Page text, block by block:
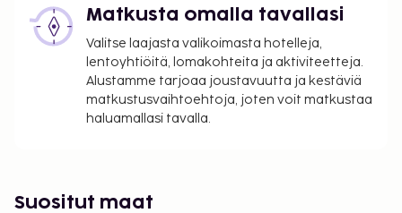
takuumaksut eivät välttämättä sisällä veroja, ja ne
saattavat muuttua.
Kaikkien asiakkaiden, myös lasten, tulee olla
läsnä sisäänkirjautumisen yhteydessä, ja heidän
tulee näyttää virallinen kuvallinen
tässä majoituspaikassa. Saat lisätietoja asiasta
Matkusta omalla tavallasi
Valitse laajasta valikoimasta hotelleja,
lentoyhtiöitä, lomakohteita ja aktiviteetteja.
Alustamme tarjoaa joustavuutta ja kestäviä
matkustusvaihtoehtoja, joten voit matkustaa
haluamallasi tavalla.
Suositut maat